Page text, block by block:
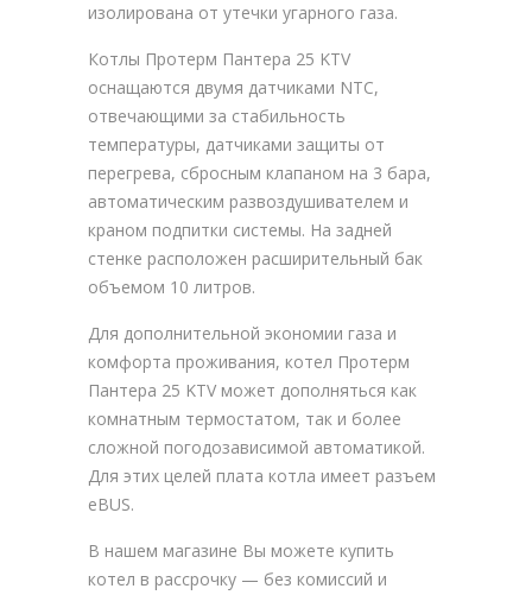
изолирована от утечки угарного газа.
Котлы Протерм Пантера 25 KTV
оснащаются двумя датчиками NTC,
отвечающими за стабильность
температуры, датчиками защиты от
перегрева, сбросным клапаном на 3 бара,
автоматическим развоздушивателем и
краном подпитки системы. На задней
стенке расположен расширительный бак
объемом 10 литров.
Для дополнительной экономии газа и
комфорта проживания, котел Протерм
Пантера 25 KTV может дополняться как
комнатным термостатом, так и более
сложной погодозависимой автоматикой.
Для этих целей плата котла имеет разъем
eBUS.
В нашем магазине Вы можете купить
котел в рассрочку — без комиссий и